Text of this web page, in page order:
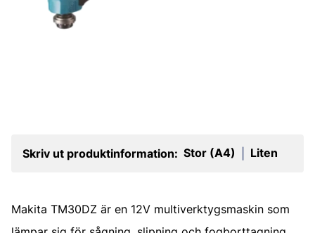
Skriv ut produktinformation: Stor (A4) Liten
Makita TM30DZ är en 12V multiverktygsmaskin som